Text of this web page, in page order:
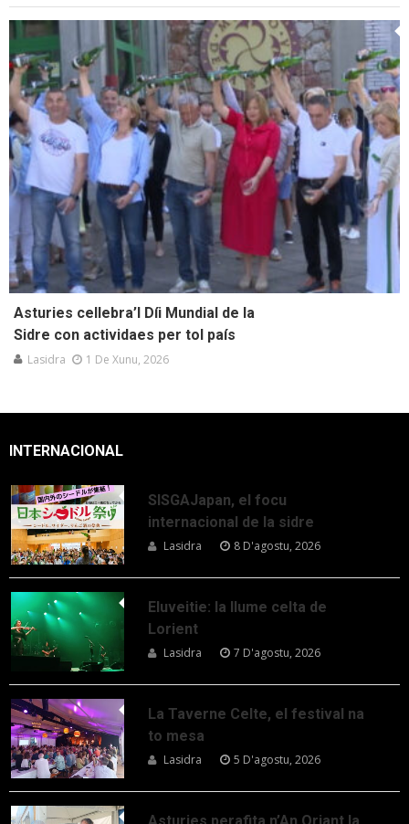
Asturies cellebra’l Díi Mundial de la
Sidre con actividaes per tol país
Lasidra 1 De Xunu, 2026
INTERNACIONAL
SISGAJapan, el focu
internacional de la sidre
Lasidra 8 D'agostu, 2026
Eluveitie: la llume celta de
Lorient
Lasidra 7 D'agostu, 2026
La Taverne Celte, el festival na
to mesa
Lasidra 5 D'agostu, 2026